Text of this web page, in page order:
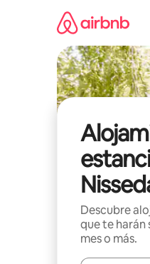
Descubre
que te harán
mes o más.